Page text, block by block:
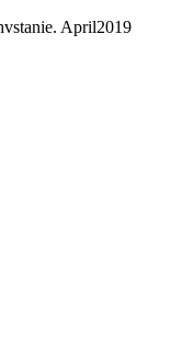
April2019